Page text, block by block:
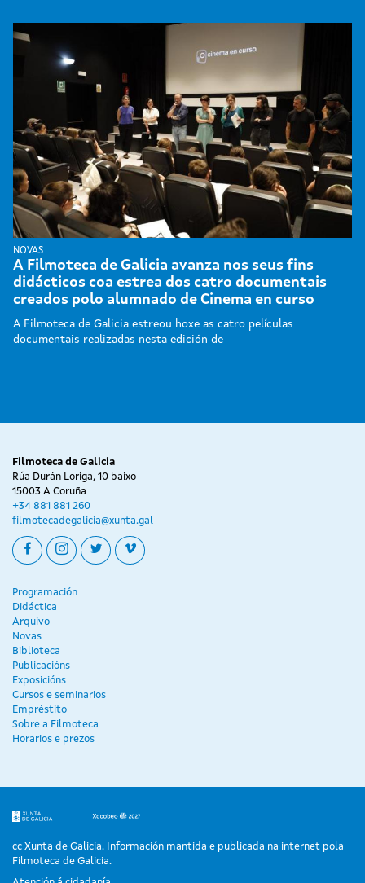
NOVAS
A Filmoteca de Galicia avanza nos seus fins
didácticos coa estrea dos catro documentais
creados polo alumnado de Cinema en curso
A Filmoteca de Galicia estreou hoxe as catro películas
documentais realizadas nesta edición de
Filmoteca de Galicia
Rúa Durán Loriga, 10 baixo
15003 A Coruña
+34 881 881 260
filmotecadegalicia@xunta.gal
facebookinstagram
twittervimeo
Programación
Didáctica
Arquivo
Novas
Biblioteca
Publicacións
Exposicións
Cursos e seminarios
Empréstito
Sobre a Filmoteca
Horarios e prezos
cc Xunta de Galicia. Información mantida e publicada na internet pola
Filmoteca de Galicia.